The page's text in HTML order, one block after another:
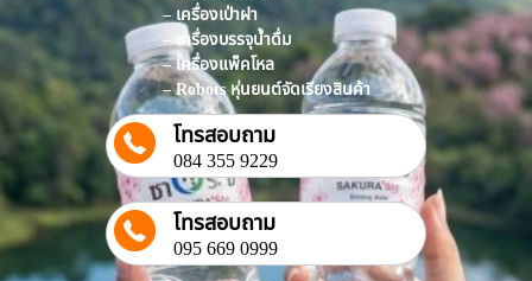
– เครื่องเป่าฝา
– เครื่องบรรจุน้ำดื่ม
– เครื่องแพ็คโหล
– Robots หุ่นยนต์จัดเรียงสินค้า
โทรสอบถาม
084 355 9229
โทรสอบถาม
095 669 0999